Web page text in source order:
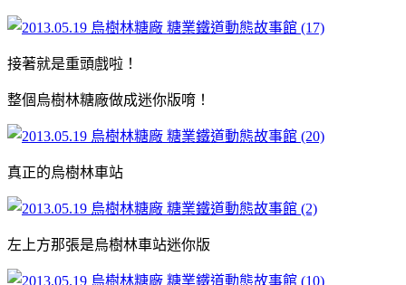
接著就是重頭戲啦！
整個烏樹林糖廠做成迷你版唷！
真正的烏樹林車站
左上方那張是烏樹林車站迷你版